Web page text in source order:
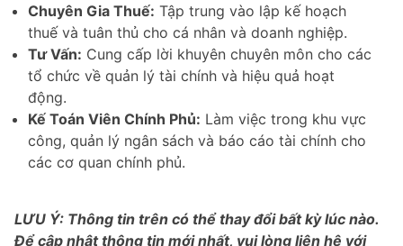
Chuyên Gia Thuế: Tập trung vào lập kế hoạch
thuế và tuân thủ cho cá nhân và doanh nghiệp.
Tư Vấn: Cung cấp lời khuyên chuyên môn cho các
tổ chức về quản lý tài chính và hiệu quả hoạt
động.
Kế Toán Viên Chính Phủ: Làm việc trong khu vực
công, quản lý ngân sách và báo cáo tài chính cho
các cơ quan chính phủ.
LƯU Ý: Thông tin trên có thể thay đổi bất kỳ lúc nào.
Để cập nhật thông tin mới nhất, vui lòng liên hệ với